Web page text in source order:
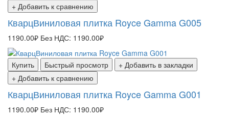
+ Добавить к сравнению
КварцВиниловая плитка Royce Gamma G005
1190.00₽ Без НДС: 1190.00₽
Купить Быстрый просмотр
+ Добавить в закладки
+ Добавить к сравнению
КварцВиниловая плитка Royce Gamma G001
1190.00₽ Без НДС: 1190.00₽